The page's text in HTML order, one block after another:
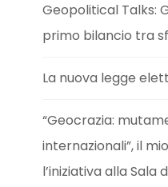
Geopolitical Talks:
primo bilancio tra
La nuova legge
“Geocrazia:
internazionali”, il
l’iniziativa alla